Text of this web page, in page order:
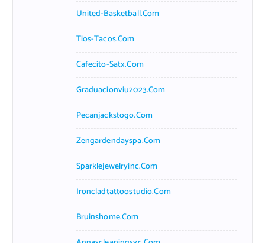
United-Basketball.com
Tios-Tacos.com
Cafecito-Satx.com
Graduacionviu2023.com
Pecanjackstogo.com
Zengardendayspa.com
Sparklejewelryinc.com
Ironcladtattoostudio.com
Bruinshome.com